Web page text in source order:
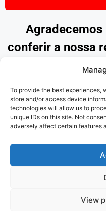
To provide the best experiences,
store and/or access device
technologies will allow us to
unique IDs on this site. Not
adversely affect certain features
View
conferir a nossa
Esperamos
pratos deliciosos.
as nossas
Obrigado por
Politica de